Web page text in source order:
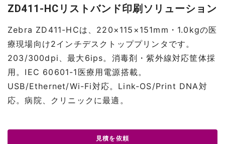
ZD411-HCリストバンド印刷ソリューション
Zebra ZD411-HCは、220×115×151mm・1.0kgの医
療現場向け2インチデスクトッププリンタです。
203/300dpi、最大6ips。消毒剤・紫外線対応筐体採
用。IEC 60601-1医療用電源搭載。
USB/Ethernet/Wi-Fi対応。Link-OS/Print DNA対
応。病院、クリニックに最適。
見積を依頼